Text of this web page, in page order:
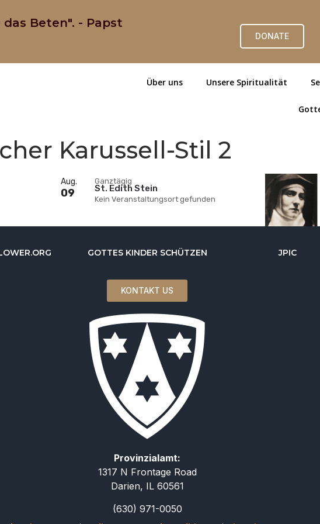
Beten". - Papst
DONATE
Über uns Unsere Spiritualität
Karussell-Stil 2
Aug.
09
Ganztägig
St. Edith Stein
Kein Veranstaltungsort gefunden
GOTTES KINDER SCHÜTZEN
KONTAKT US
Provinzialamt:
1317 N Frontage Road
Darien, IL 60561
(630) 971-0050
JPIC